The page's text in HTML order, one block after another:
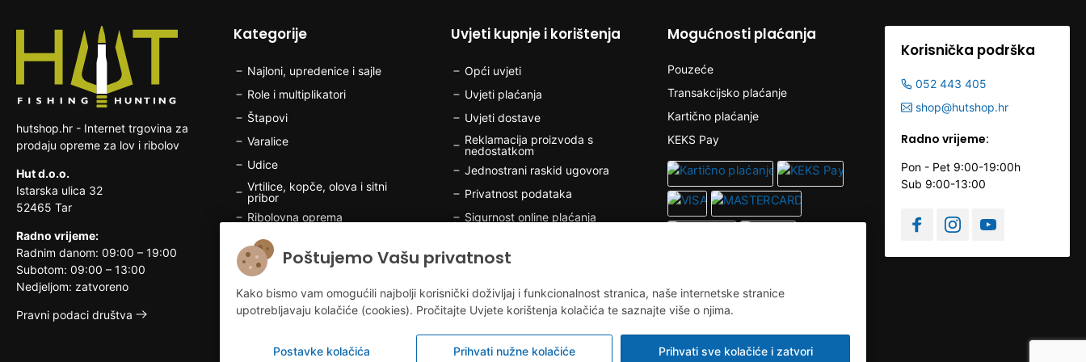
Poštujemo Vašu privatnost
Kako bismo vam omogućili najbolji korisnički doživljaj i funkcionalnost stranica, naše internetske stranice
upotrebljavaju kolačiće (cookies). Pročitajte Uvjete korištenja kolačića te saznajte više o njima.
Postavke kolačića Prihvati nužne kolačiće Prihvati sve kolačiće i zatvori
hutshop.hr - Internet trgovina za
prodaju opreme za lov i ribolov
Hut d.o.o.
Istarska ulica 32
52465 Tar
Radno vrijeme:
Radnim danom: 09:00 – 19:00
Subotom: 09:00 – 13:00
Nedjeljom: zatvoreno
Pravni podaci društva
Kategorije
Najloni, upredenice i sajle
Role i multiplikatori
Štapovi
Varalice
Udice
Vrtilice, kopče, olova i sitni
pribor
Ribolovna oprema
Brodska elektronika
Odjeća i obuća za ribolov
Lovačka oprema
Odjeća i obuća za lov
Uvjeti kupnje i korištenja
Opći uvjeti
Uvjeti plaćanja
Uvjeti dostave
Reklamacija proizvoda s
nedostatkom
Jednostrani raskid ugovora
Privatnost podataka
Sigurnost online plaćanja
Mogućnosti plaćanja
Pouzeće
Transakcijsko plaćanje
Kartično plaćanje
KEKS Pay
Korisnička podrška
052 443 405
shop@hutshop.hr
Radno vrijeme:
Pon - Pet 9:00-19:00h
Sub 9:00-13:00